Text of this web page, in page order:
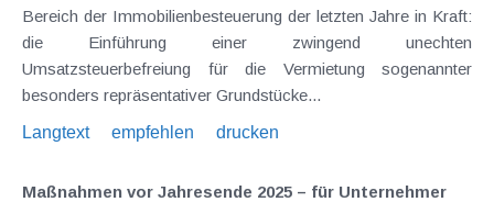
Bereich der Immobilienbesteuerung der letzten Jahre in Kraft:
die Einführung einer zwingend unechten
Umsatzsteuerbefreiung für die Vermietung sogenannter
besonders repräsentativer Grundstücke...
Langtext
empfehlen drucken
Maßnahmen vor Jahresende 2025 – für Unternehmer